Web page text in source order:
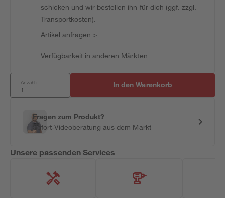
schicken und wir bestellen ihn für dich (ggf. zzgl.
Transportkosten).
Artikel anfragen >
Verfügbarkeit in anderen Märkten
Anzahl: In den Warenkorb
Fragen zum Produkt?
Sofort-Videoberatung aus dem Markt
Unsere passenden Services